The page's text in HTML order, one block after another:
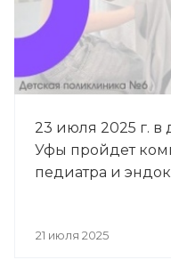
23 июля 2025 г. в
Уфы пройдет
педиатра и
21 июля 2025